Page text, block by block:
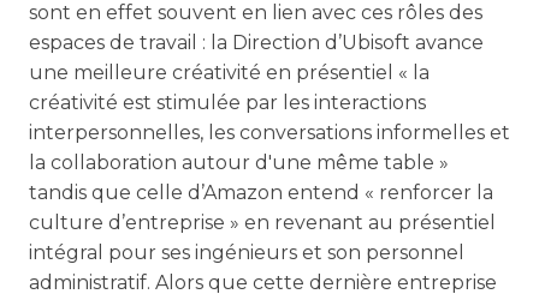
sont en effet souvent en lien avec ces rôles des
espaces de travail : la Direction d’Ubisoft avance
une meilleure créativité en présentiel « la
créativité est stimulée par les interactions
interpersonnelles, les conversations informelles et
la collaboration autour d'une même table »
tandis que celle d’Amazon entend « renforcer la
culture d’entreprise » en revenant au présentiel
intégral pour ses ingénieurs et son personnel
administratif. Alors que cette dernière entreprise